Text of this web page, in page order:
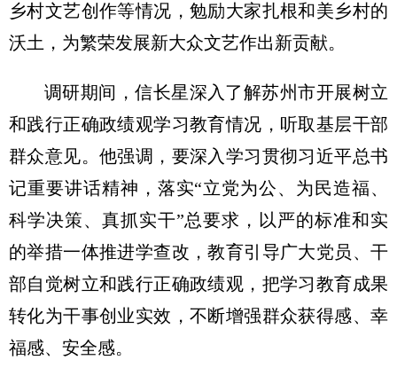
乡村文艺创作等情况，勉励大家扎根和美乡村的
沃土，为繁荣发展新大众文艺作出新贡献。
调研期间，信长星深入了解苏州市开展树立
和践行正确政绩观学习教育情况，听取基层干部
群众意见。他强调，要深入学习贯彻习近平总书
记重要讲话精神，落实“立党为公、为民造福、
科学决策、真抓实干”总要求，以严的标准和实
的举措一体推进学查改，教育引导广大党员、干
部自觉树立和践行正确政绩观，把学习教育成果
转化为干事创业实效，不断增强群众获得感、幸
福感、安全感。